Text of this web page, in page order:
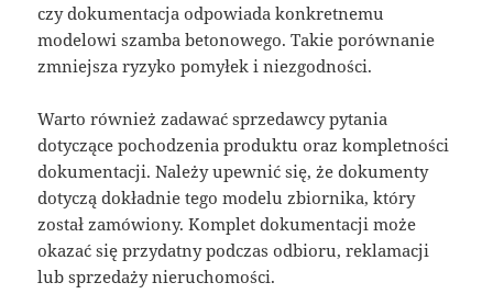
czy dokumentacja odpowiada konkretnemu
modelowi szamba betonowego. Takie porównanie
zmniejsza ryzyko pomyłek i niezgodności.
Warto również zadawać sprzedawcy pytania
dotyczące pochodzenia produktu oraz kompletności
dokumentacji. Należy upewnić się, że dokumenty
dotyczą dokładnie tego modelu zbiornika, który
został zamówiony. Komplet dokumentacji może
okazać się przydatny podczas odbioru, reklamacji
lub sprzedaży nieruchomości.